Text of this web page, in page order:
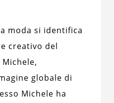
moda si identifica
creativo del
globale di
Michele ha